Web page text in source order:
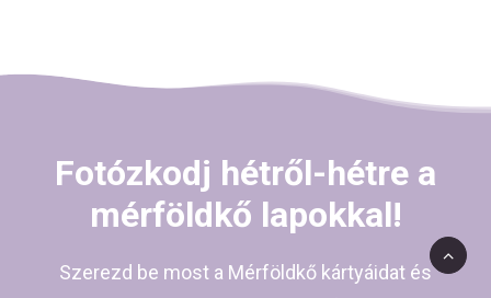
Fotózkodj hétről-hétre a
mérföldkő lapokkal!
Szerezd be most a Mérföldkő kártyáidat és